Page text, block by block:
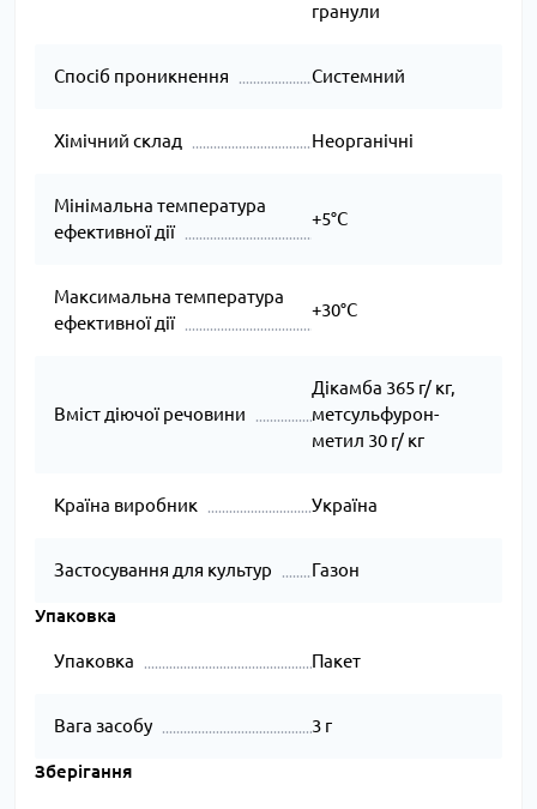
гранули
Спосіб проникнення Системний
Хімічний склад Неорганічні
Мінімальна температура
ефективної дії
+5°C
Максимальна температура
ефективної дії
+30°C
Вміст діючої речовини
Дікамба 365 г/ кг,
метсульфурон-
метил 30 г/ кг
Країна виробник Україна
Застосування для культур Газон
Упаковка
Упаковка Пакет
Вага засобу 3 г
Зберігання